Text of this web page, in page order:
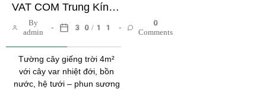
VAT COM Trung Kính | Tường cây giếng trời trong hộp kính
By
admin
30/11
0
Comments
Tường cây giếng trời 4m²
với cây var nhiệt đới, bồn
nước, hệ tưới – phun sương